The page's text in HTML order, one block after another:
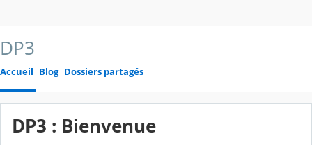
DP3
Accueil Blog Dossiers partagés
DP3 : Bienvenue